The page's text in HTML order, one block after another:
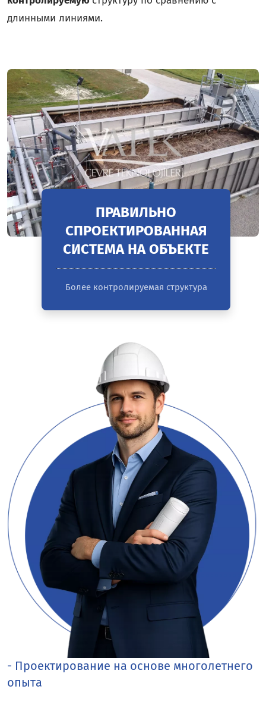
длинными линиями.
ПРАВИЛЬНО
СПРОЕКТИРОВАННАЯ
СИСТЕМА НА ОБЪЕКТЕ
Более контролируемая структура
- Проектирование на основе многолетнего
опыта